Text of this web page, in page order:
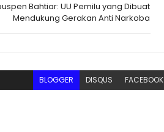
Bahtiar: UU Pemilu yang Dibuat
Mendukung Gerakan Anti Narkoba
BLOGGER DISQUS FACEBOOK